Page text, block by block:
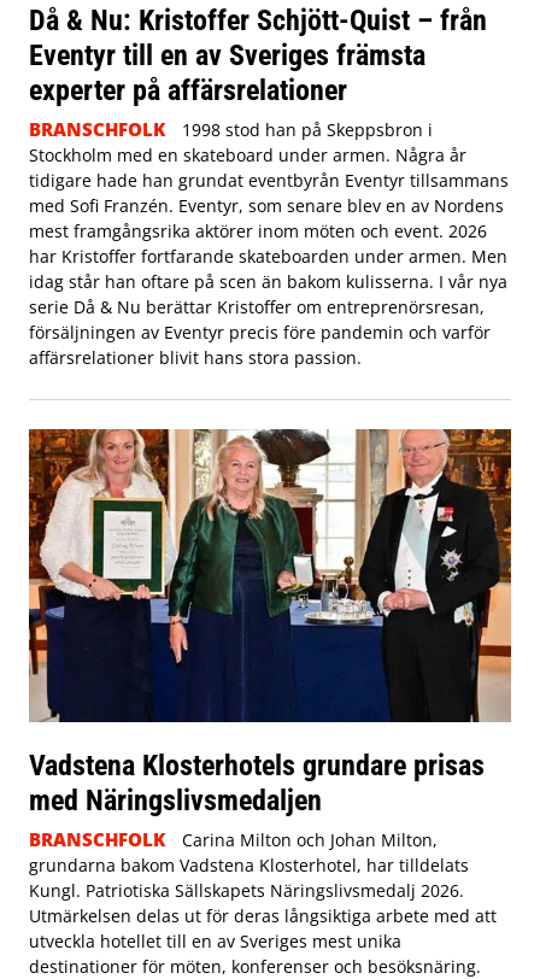
Då & Nu: Kristoffer Schjött-Quist – från
Eventyr till en av Sveriges främsta
experter på affärsrelationer
BRANSCHFOLK
1998 stod han på Skeppsbron i
Stockholm med en skateboard under armen. Några år
tidigare hade han grundat eventbyrån Eventyr tillsammans
med Sofi Franzén. Eventyr, som senare blev en av Nordens
mest framgångsrika aktörer inom möten och event. 2026
har Kristoffer fortfarande skateboarden under armen. Men
idag står han oftare på scen än bakom kulisserna. I vår nya
serie Då & Nu berättar Kristoffer om entreprenörsresan,
försäljningen av Eventyr precis före pandemin och varför
affärsrelationer blivit hans stora passion.
Vadstena Klosterhotels grundare prisas
med Näringslivsmedaljen
BRANSCHFOLK
Carina Milton och Johan Milton,
grundarna bakom Vadstena Klosterhotel, har tilldelats
Kungl. Patriotiska Sällskapets Näringslivsmedalj 2026.
Utmärkelsen delas ut för deras långsiktiga arbete med att
utveckla hotellet till en av Sveriges mest unika
destinationer för möten, konferenser och besöksnäring.